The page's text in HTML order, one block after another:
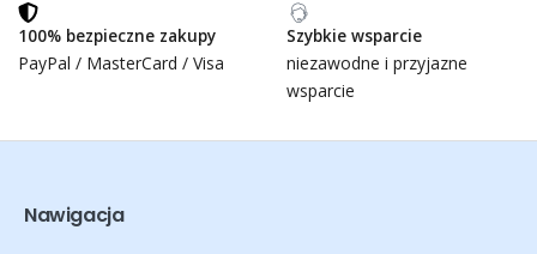
100% bezpieczne zakupy
PayPal / MasterCard / Visa
Szybkie wsparcie
niezawodne i przyjazne
wsparcie
Nawigacja